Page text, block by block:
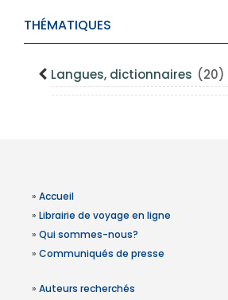
THÉMATIQUES
Langues, dictionnaires (20)
» Accueil
» Librairie de voyage en ligne
» Qui sommes-nous?
» Communiqués de presse
» Auteurs recherchés